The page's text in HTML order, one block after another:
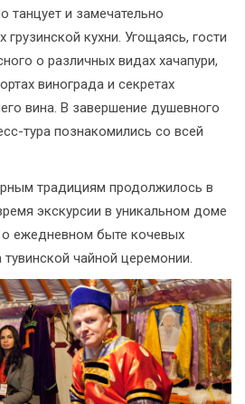
танцует и замечательно
кухни. Угощаясь, гости
о различных видах хачапури,
винограда и секретах
вина. В завершение душевного
тура познакомились со всей
традициям продолжилось в
экскурсии в уникальном доме
о ежедневном быте кочевых
чайной церемонии.